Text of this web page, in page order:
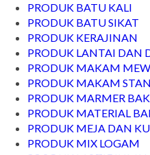
PRODUK BATU KALI
PRODUK BATU SIKAT
PRODUK KERAJINAN
PRODUK LANTAI DAN
PRODUK MAKAM
PRODUK MAKAM
PRODUK MARMER
PRODUK MATERIAL
PRODUK MEJA DAN
PRODUK MIX LOGAM